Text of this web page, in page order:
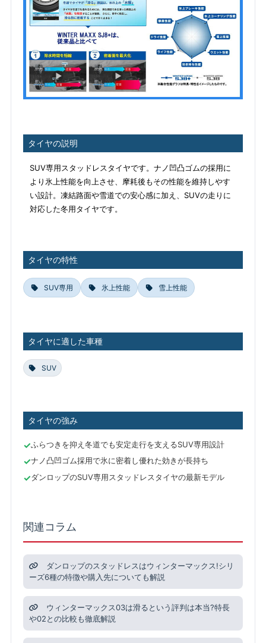
タイヤの説明
SUV専用スタッドレスタイヤです。ナノ凹凸ゴムの採用に
より氷上性能を向上させ、摩耗後もその性能を維持しやす
い設計。凍結路面や雪道での安心感に加え、SUVの走りに
対応した冬用タイヤです。
タイヤの特性
SUV専用 氷上性能 雪上性能
タイヤに適した車種
SUV
タイヤの強み
ふらつきを抑え冬道でも安定走行を支えるSUV専用設計
ナノ凸凹ゴム採用で氷に密着し優れた効きが長持ち
ダンロップのSUV専用スタッドレスタイヤの最新モデル
関連コラム
ダンロップのスタッドレスはウィンターマックス!シリ
ーズ6種の特徴や購入先についても解説
ウィンターマックス03は滑るという評判は本当?特長
や02との比較も徹底解説